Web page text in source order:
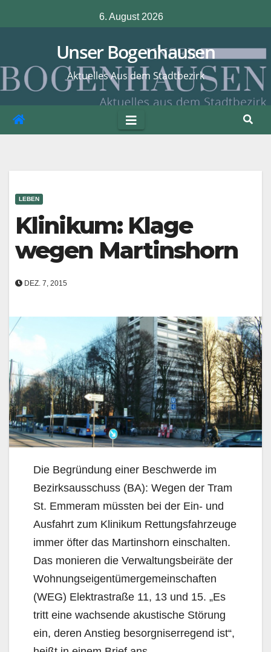
Inhalt
6. August 2026
Unser Bogenhausen
Aktuelles Aus dem Stadtbezirk
LEBEN
Klinikum: Klage
wegen Martinshorn
DEZ. 7, 2015
Die Begründung einer Beschwerde im
Bezirksausschuss (BA): Wegen der Tram
St. Emmeram müssten bei der Ein- und
Ausfahrt zum Klinikum Rettungsfahrzeuge
immer öfter das Martinshorn einschalten.
Das monieren die Verwaltungsbeiräte der
Wohnungsei­gentümergemeinschaften
(WEG) Elektrastraße 11, 13 und 15. „Es
tritt eine wachsende akustische Störung
ein, deren Anstieg besorgniserregend ist“,